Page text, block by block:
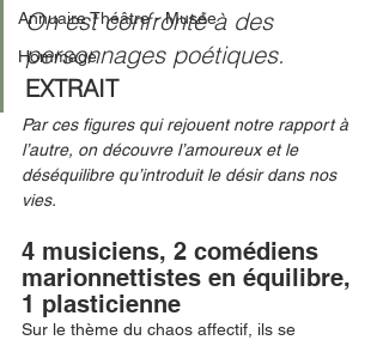
Annuaire Théâtre - Musée
Hommage
On est confronté à des
personnages poétiques.
EXTRAIT
Par ces figures qui rejouent notre rapport à
l’autre, on découvre l’amoureux et le
déséquilibre qu’introduit le désir dans nos
vies.
4 musiciens, 2 comédiens
marionnettistes en équilibre,
1 plasticienne
Sur le thème du chaos affectif, ils se